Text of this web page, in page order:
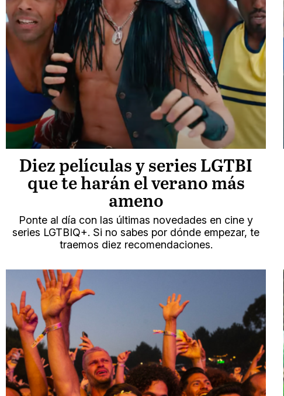
Diez películas y series LGTBI
que te harán el verano más
ameno
Ponte al día con las últimas novedades en cine y
series LGTBIQ+. Si no sabes por dónde empezar, te
traemos diez recomendaciones.